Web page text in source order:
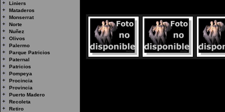
Liniers
Mataderos
Monserrat
Norte
Nuñez
Olivos
Palermo
Parque Patricios
Paternal
Patricios
Pompeya
Procincia
Provincia
Puerto Madero
Recoleta
Retiro